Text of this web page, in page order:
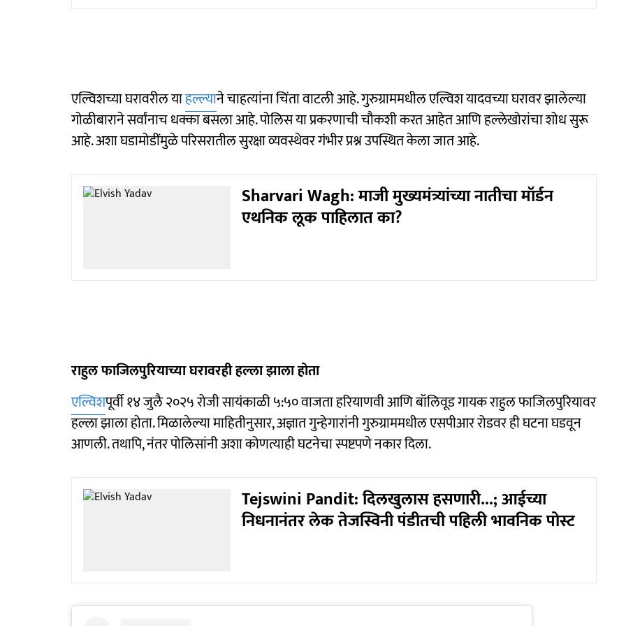
एल्विशच्या घरावरील याहल्ल्याने चाहत्यांना चिंता वाटली आहे. गुरुग्राममधील एल्विश यादवच्या घरावर झालेल्या
गोळीबाराने सर्वांनाच धक्का बसला आहे. पोलिस या प्रकरणाची चौकशी करत आहेत आणि हल्लेखोरांचा शोध सुरू
आहे. अशा घडामोडींमुळे परिसरातील सुरक्षा व्यवस्थेवर गंभीर प्रश्न उपस्थित केला जात आहे.
Sharvari Wagh: माजी मुख्यमंत्र्यांच्या नातीचा मॉर्डन
एथनिक लूक पाहिलात का?
राहुल फाजिलपुरियाच्या घरावरही हल्ला झाला होता
एल्विशपूर्वी १४ जुलै २०२५ रोजी सायंकाळी ५:५० वाजता हरियाणवी आणि बॉलिवूड गायक राहुल फाजिलपुरियावर
हल्ला झाला होता. मिळालेल्या माहितीनुसार, अज्ञात गुन्हेगारांनी गुरुग्राममधील एसपीआर रोडवर ही घटना घडवून
आणली. तथापि, नंतर पोलिसांनी अशा कोणत्याही घटनेचा स्पष्टपणे नकार दिला.
Tejswini Pandit: दिलखुलास हसणारी...; आईच्या
निधनानंतर लेक तेजस्विनी पंडीतची पहिली भावनिक पोस्ट